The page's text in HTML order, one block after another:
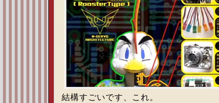
結構すごいです、これ。